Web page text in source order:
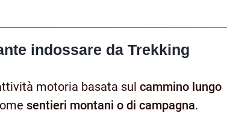
indossare da Trekking
motoria basata sul cammino lungo
sentieri montani o di campagna.